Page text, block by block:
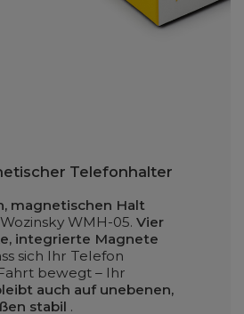
Telefonhalter
magnetischen Halt
WMH-05. Vier
integrierte Magnete
sich Ihr Telefon
bewegt – Ihr
auch auf unebenen,
stabil .